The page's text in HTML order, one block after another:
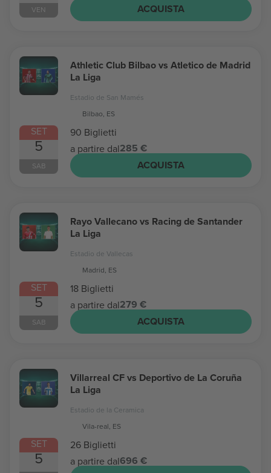
VEN
ACQUISTA
SET
5
SAB
Athletic Club Bilbao vs Atletico de Madrid
La Liga
Estadio de San Mamés
Bilbao, ES
90 Biglietti
a partire dal285 €
ACQUISTA
SET
5
SAB
Rayo Vallecano vs Racing de Santander
La Liga
Estadio de Vallecas
Madrid, ES
18 Biglietti
a partire dal279 €
ACQUISTA
SET
5
Villarreal CF vs Deportivo de La Coruña
La Liga
Estadio de la Ceramica
Vila-real, ES
26 Biglietti
a partire dal696 €